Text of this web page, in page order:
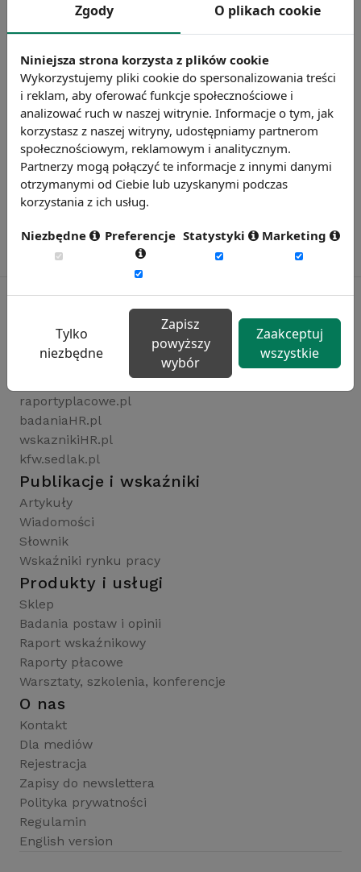
Chcesz wiedzieć więcej?
Zobacz więcej wiadomości
Rynekpracy.pl
sedlak.pl
raportyplacowe.pl
badaniaHR.pl
wskaznikiHR.pl
kfw.sedlak.pl
Publikacje i wskaźniki
Artykuły
Wiadomości
Słownik
Wskaźniki rynku pracy
Produkty i usługi
Sklep
Badania postaw i opinii
Raport wskaźnikowy
Raporty płacowe
Warsztaty, szkolenia, konferencje
O nas
Kontakt
Dla mediów
Rejestracja
Zapisy do newslettera
Polityka prywatności
Regulamin
English version
Zgody O plikach cookie
Niniejsza strona korzysta z plików cookie
Wykorzystujemy pliki cookie do spersonalizowania treści
i reklam, aby oferować funkcje społecznościowe i
analizować ruch w naszej witrynie. Informacje o tym, jak
korzystasz z naszej witryny, udostępniamy partnerom
społecznościowym, reklamowym i analitycznym.
Partnerzy mogą połączyć te informacje z innymi danymi
otrzymanymi od Ciebie lub uzyskanymi podczas
korzystania z ich usług.
Niezbędne Preferencje Statystyki Marketing
Tylko
niezbędne
Zapisz
powyższy
wybór
Zaakceptuj
wszystkie